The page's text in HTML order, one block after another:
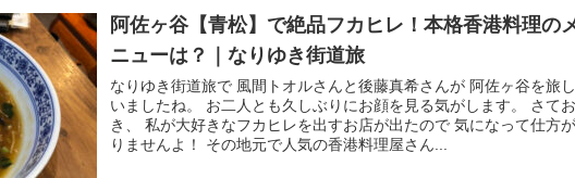
阿佐ヶ谷【青松】で絶品フカヒレ！本格香港料理の
ニューは？｜なりゆき街道旅
なりゆき街道旅で 風間トオルさんと後藤真希さんが 阿佐ヶ谷を旅
いましたね。 お二人とも久しぶりにお顔を見る気がします。 さてお
き、 私が大好きなフカヒレを出すお店が出たので 気になって仕方
りませんよ！ その地元で人気の香港料理屋さん...